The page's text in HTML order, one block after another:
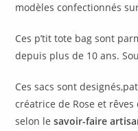
modèles confectionnés
Ces p’tit tote bag sont
depuis plus de 10 ans.
Ces sacs sont
créatrice de Rose et
selon lesavoir-faire